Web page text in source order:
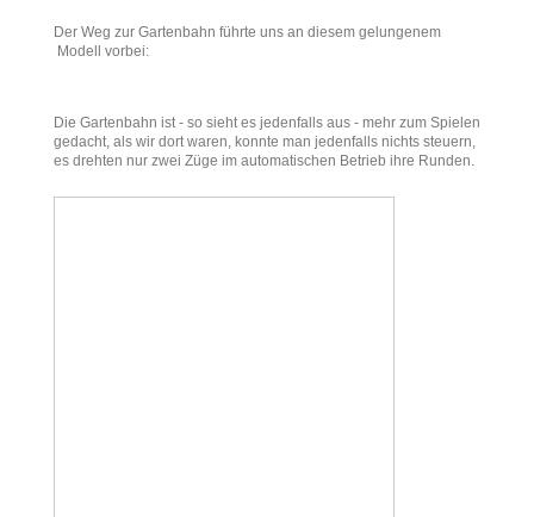
Der Weg zur Gartenbahn führte uns an diesem gelungenem
Modell vorbei:
Die Gartenbahn ist - so sieht es jedenfalls aus - mehr zum Spielen
gedacht, als wir dort waren, konnte man jedenfalls nichts steuern,
es drehten nur zwei Züge im automatischen Betrieb ihre Runden.